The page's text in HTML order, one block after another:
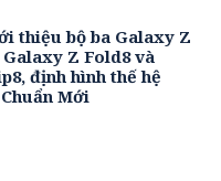
thiệu bộ ba Galaxy Z
Z Fold8 và
định hình thế hệ
Mới